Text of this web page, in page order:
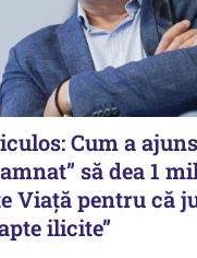
Cum a
să dea 1
Viață pentru că
ilicite”